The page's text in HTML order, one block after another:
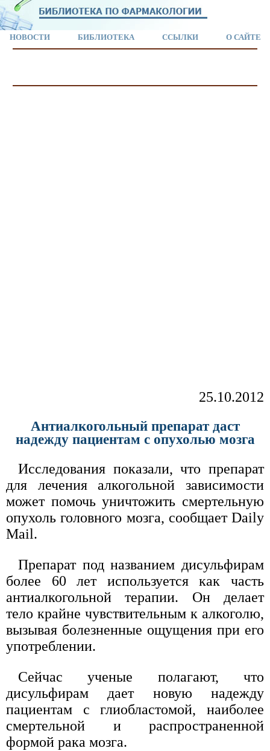
НОВОСТИ БИБЛИОТЕКА ССЫЛКИ О САЙТЕ
25.10.2012
Антиалкогольный препарат даст
надежду пациентам с опухолью мозга
Исследования показали, что препарат
для лечения алкогольной зависимости
может помочь уничтожить смертельную
опухоль головного мозга, сообщает Daily
Mail.
Препарат под названием дисульфирам
более 60 лет используется как часть
антиалкогольной терапии. Он делает
тело крайне чувствительным к алкоголю,
вызывая болезненные ощущения при его
употреблении.
Сейчас ученые полагают, что
дисульфирам дает новую надежду
пациентам с глиобластомой, наиболее
смертельной и распространенной
формой рака мозга.